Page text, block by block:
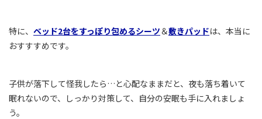
特に、 ベッド2台をすっぽり包めるシーツ ＆敷きパッドは、本当に
おすすすめです。
子供が落下して怪我したら…と心配なままだと、夜も落ち着いて
眠れないので、しっかり対策して、自分の安眠も手に入れましょ
う。